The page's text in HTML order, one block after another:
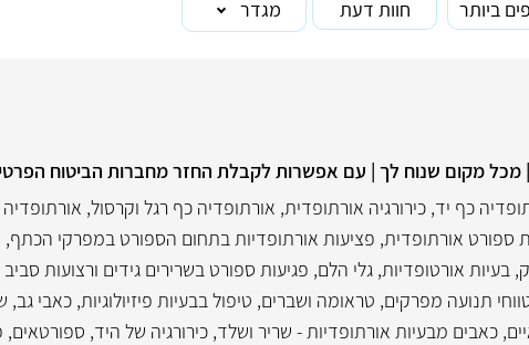
ביותר חוות דעת מגדר
מכל מקום שנוח לך | עם אפשרות לקבלת החזר מחברות הביטוח
כף יד, כירורגיה אורתופדית, אורתופדיה כף רגל וקרסול, אורתופדיה
ספורט אורתופדית, פציעות אורתופדיות בתחום הספורט במפרקי
, בעיות אורטופדיות, גלי הלם, פגיעות ספורט בשרירים גידים ורצועות
תנועה מפרקים, טראומה ושברים, טיפול בבעיות פיזיולוגיות, כאבי גב,
, כאבים מבעיות אורתופדיות - שריר ושלד, כירורגיה של היד, ספורטאים,